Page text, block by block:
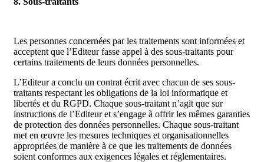
Les personnes concernées par les traitements sont informées et
acceptent que l’Editeur fasse appel à des sous-traitants pour
certains traitements de leurs données personnelles.
L’Editeur a conclu un contrat écrit avec chacun de ses sous-
traitants respectant les obligations de la loi informatique et
libertés et du RGPD. Chaque sous-traitant n’agit que sur
instructions de l’Editeur et s’engage à offrir les mêmes garanties
de protection des données personnelles. Chaque sous-traitant
met en œuvre les mesures techniques et organisationnelles
appropriées de manière à ce que les traitements de données
soient conformes aux exigences légales et réglementaires.